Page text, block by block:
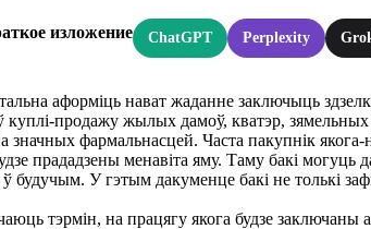
изложение ChatGPT Perplexity
аформіць нават жаданне заключыць
куплі-продажу жылых дамоў, кватэр,
фармальнасцей. Часта пакупнік якога-
прададзены менавіта яму. Таму бакі
ў будучым. У гэтым дакуменце бакі не толькі
тэрмін, на працягу якога будзе